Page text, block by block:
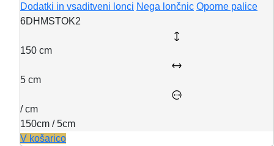
Dodatki in vsaditveni lonci Nega lončnic Oporne palice
6DHMSTOK2
150 cm
5 cm
/ cm
150cm / 5cm
V košarico